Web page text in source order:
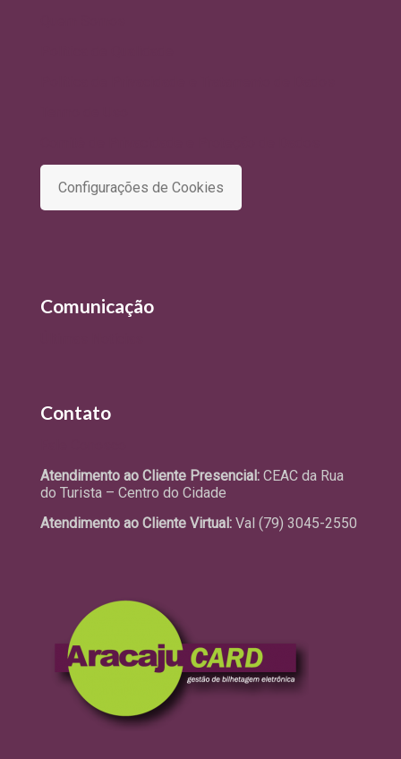
Configurações de Cookies
Comunicação
Contato
Atendimento ao Cliente Presencial: CEAC da Rua
do Turista – Centro do Cidade
Atendimento ao Cliente Virtual: Val (79) 3045-2550